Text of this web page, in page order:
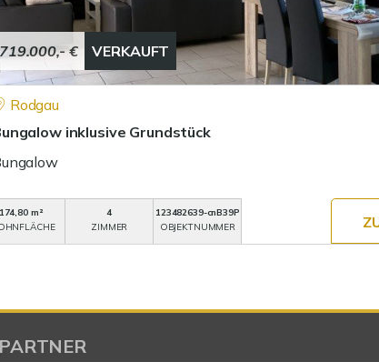
719.000,- € VERKAUFT
Rodgau
inklusive Grundstück
174,80 m²
4
ZIMMER
123482639-cnB39P
OBJEKTNUMMER